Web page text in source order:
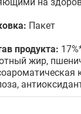
Пакет
продукта:
жир,